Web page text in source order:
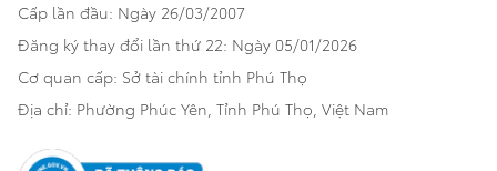
Thương mại
Khách hàng dự án
Bảo hành mở rộng
Sản phẩm chính hãng
Cơ sở bảo hành bảo dưỡng
Thông tin bổ trợ
Thông tin khác
Cấp lần đầu: Ngày 26/03/2007
Đăng ký thay đổi lần thứ 22: Ngày 05/01/2026
Cơ quan cấp: Sở tài chính tỉnh Phú Thọ
Địa chỉ: Phường Phúc Yên, Tỉnh Phú Thọ, Việt Nam